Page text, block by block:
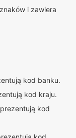
i zawiera
kod banku.
kod kraju.
kod